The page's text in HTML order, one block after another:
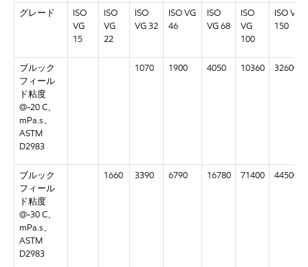
グレード
ISO
VG
15
ISO
VG
22
ISO
VG 32
ISO VG
46
ISO
VG 68
ISO
VG
100
ISO VG
150
ブルック
フィール
ド粘度
@-20 C、
mPa.s、
ASTM
D2983
1070 1900 4050 10360 32600
ブルック
フィール
ド粘度
@-30 C、
mPa.s、
ASTM
D2983
1660 3390 6790 16780 71400 445000